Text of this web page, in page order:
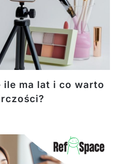
ile ma lat i co warto